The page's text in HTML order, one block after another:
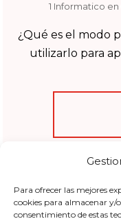
Para ofrecer las mejores
cookies para almacenar y/
consentimiento de estas
1 Informatico en
¿Qué es el modo
utilizarlo para
,
prompts